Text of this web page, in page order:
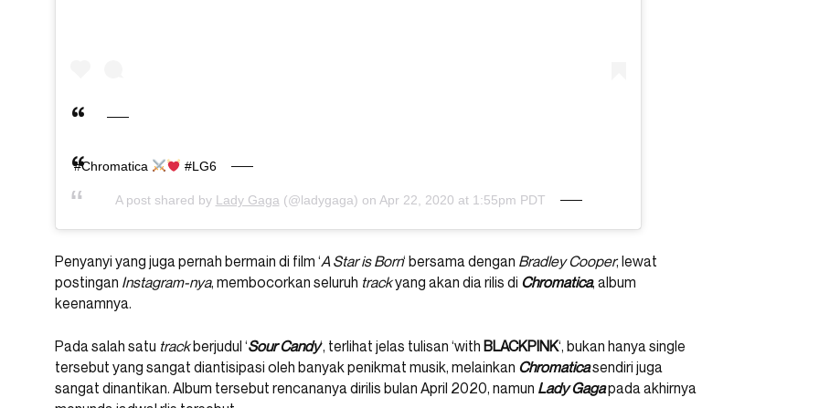
#Chromatica #LG6
A post shared by Lady Gaga (@ladygaga) on Apr 22, 2020 at 1:55pm PDT
Penyanyi yang juga pernah bermain di film ‘A Star is Born‘ bersama dengan Bradley Cooper, lewat
postingan Instagram-nya, membocorkan seluruh trackyang akan dia rilis di Chromatica, album
keenamnya.
Pada salah satu trackberjudul ‘Sour Candy‘, terlihat jelas tulisan ‘with BLACKPINK‘, bukan hanya single
tersebut yang sangat diantisipasi oleh banyak penikmat musik, melainkan Chromaticasendiri juga
sangat dinantikan. Album tersebut rencananya dirilis bulan April 2020, namun Lady Gagapada akhirnya